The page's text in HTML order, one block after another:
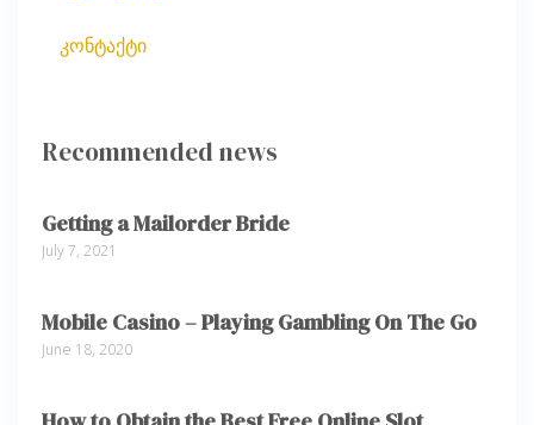
კონტაქტი
Recommended news
Getting a Mailorder Bride
July 7, 2021
Mobile Casino – Playing Gambling On The Go
June 18, 2020